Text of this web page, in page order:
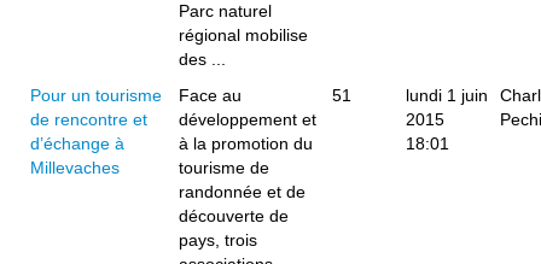
Parc naturel
régional mobilise
des ...
Pour un tourisme
de rencontre et
d’échange à
Millevaches
Face au
développement et
à la promotion du
tourisme de
randonnée et de
découverte de
pays, trois
51
lundi 1 juin
2015
18:01